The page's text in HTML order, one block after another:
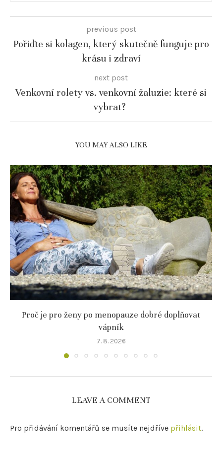
previous post
Pořiďte si kolagen, který skutečně funguje pro
krásu i zdraví
next post
Venkovní rolety vs. venkovní žaluzie: které si
vybrat?
YOU MAY ALSO LIKE
Proč je pro ženy po menopauze dobré doplňovat
vápník
7. 8. 2026
LEAVE A COMMENT
Pro přidávání komentářů se musíte nejdříve přihlásit.